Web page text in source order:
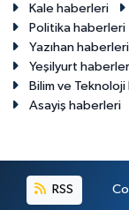
Kale haberleri
Politika haberleri
Yazıhan haberleri
Yeşilyurt
Bilim ve
Asayiş haberleri
RSS